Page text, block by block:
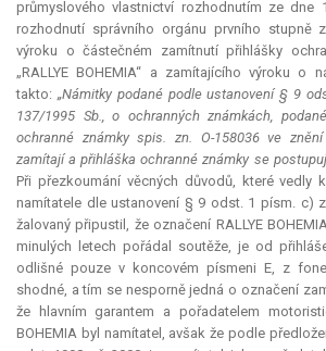
průmyslového vlastnictví rozhodnutím ze dne
rozhodnutí správního orgánu prvního stupně
výroku o částečném zamítnutí přihlášky
„RALLYE BOHEMIA“ a zamítajícího výroku o
takto: „Námitky podané podle ustanovení § 9
137/1995 Sb., o ochranných známkách,
ochranné známky spis. zn. O-158036 ve znění
zamítají a přihláška ochranné známky se
Při přezkoumání věcných důvodů, které vedly
namítatele dle ustanovení § 9 odst. 1 písm. c)
žalovaný připustil, že označení RALLYE
minulých letech pořádal soutěže, je od
odlišné pouze v koncovém písmeni E, z
shodné, a tím se nesporně jedná o označení
že hlavním garantem a pořadatelem
BOHEMIA byl namítatel, avšak že podle